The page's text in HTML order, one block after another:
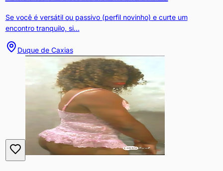
Se você é versátil ou passivo (perfil novinho) e curte um
encontro tranquilo, si...
Duque de Caxias